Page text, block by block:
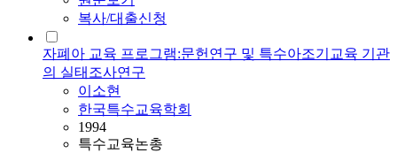
복사/대출신청
자폐아 교육 프로그램:문헌연구 및 특수아조기교육 기관
의 실태조사연구
이소현
한국특수교육학회
1994
특수교육논총